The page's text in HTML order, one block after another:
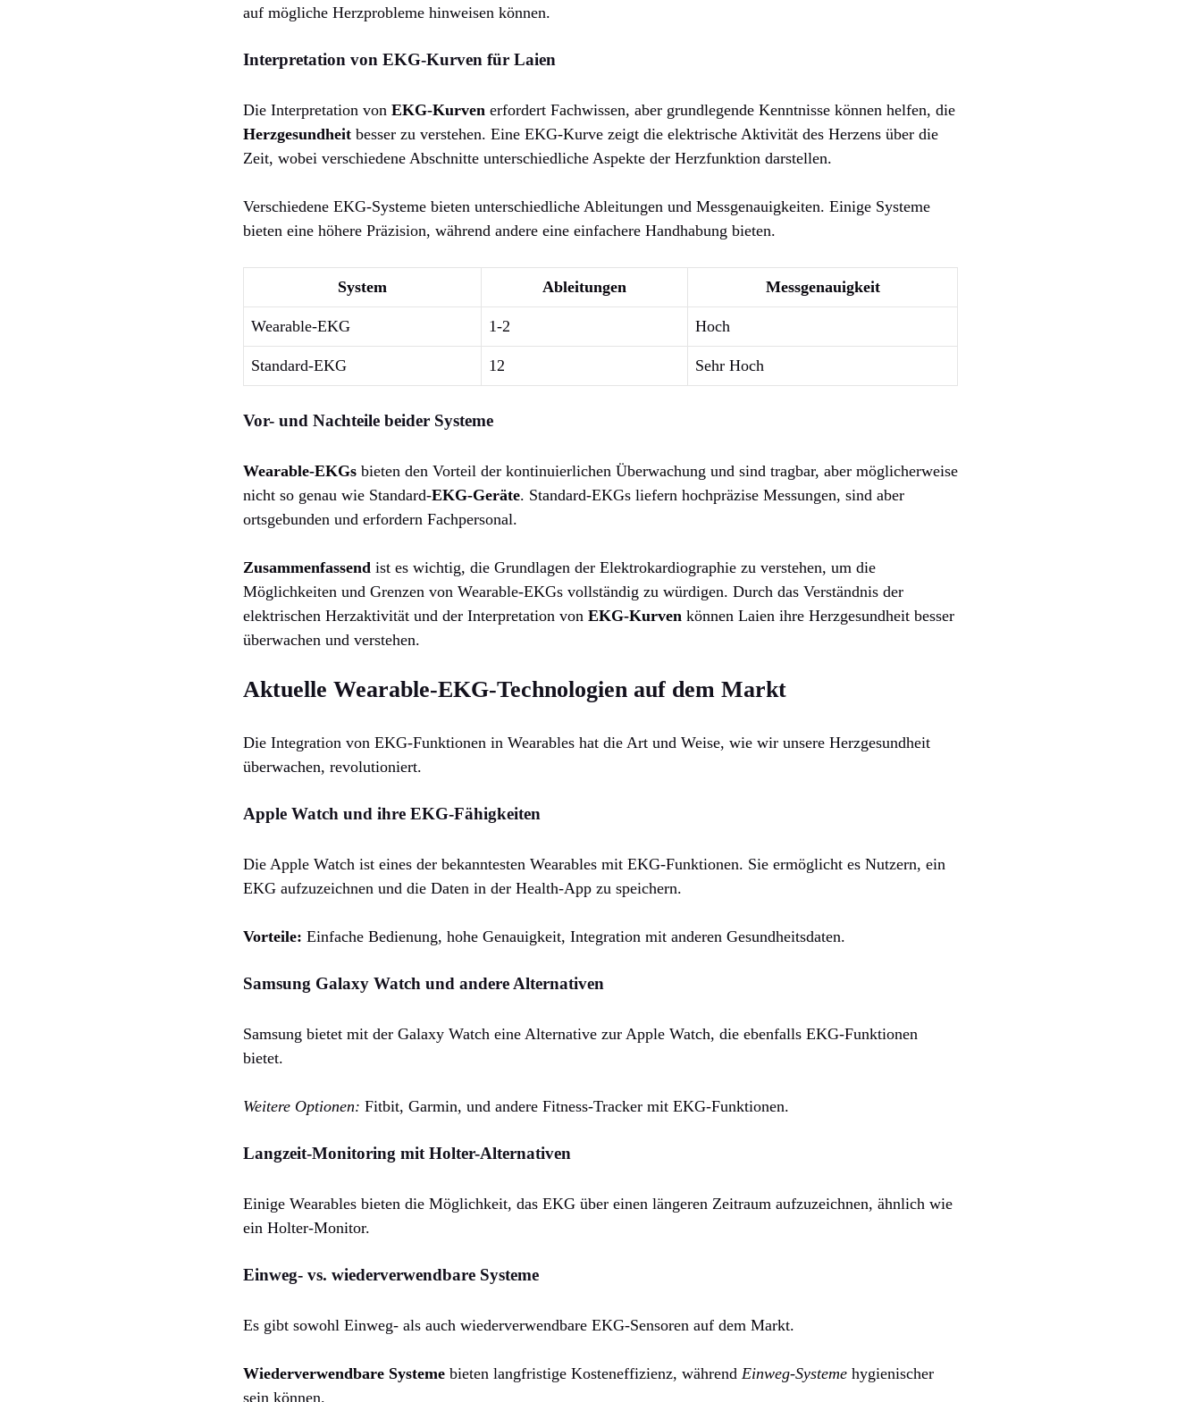
auf mögliche Herzprobleme hinweisen können.
Interpretation von EKG-Kurven für Laien
Die Interpretation von EKG-Kurven erfordert Fachwissen, aber grundlegende Kenntnisse können helfen, die
Herzgesundheit besser zu verstehen. Eine EKG-Kurve zeigt die elektrische Aktivität des Herzens über die
Zeit, wobei verschiedene Abschnitte unterschiedliche Aspekte der Herzfunktion darstellen.
Verschiedene EKG-Systeme bieten unterschiedliche Ableitungen und Messgenauigkeiten. Einige Systeme
bieten eine höhere Präzision, während andere eine einfachere Handhabung bieten.
System Ableitungen Messgenauigkeit
Wearable-EKG 1-2 Hoch
Standard-EKG 12 Sehr Hoch
Vor- und Nachteile beider Systeme
Wearable-EKGs bieten den Vorteil der kontinuierlichen Überwachung und sind tragbar, aber möglicherweise
nicht so genau wie Standard-EKG-Geräte. Standard-EKGs liefern hochpräzise Messungen, sind aber
ortsgebunden und erfordern Fachpersonal.
Zusammenfassend ist es wichtig, die Grundlagen der Elektrokardiographie zu verstehen, um die
Möglichkeiten und Grenzen von Wearable-EKGs vollständig zu würdigen. Durch das Verständnis der
elektrischen Herzaktivität und der Interpretation von EKG-Kurven können Laien ihre Herzgesundheit besser
überwachen und verstehen.
Aktuelle Wearable-EKG-Technologien auf dem Markt
Die Integration von EKG-Funktionen in Wearables hat die Art und Weise, wie wir unsere Herzgesundheit
überwachen, revolutioniert.
Apple Watch und ihre EKG-Fähigkeiten
Die Apple Watch ist eines der bekanntesten Wearables mit EKG-Funktionen. Sie ermöglicht es Nutzern, ein
EKG aufzuzeichnen und die Daten in der Health-App zu speichern.
Vorteile: Einfache Bedienung, hohe Genauigkeit, Integration mit anderen Gesundheitsdaten.
Samsung Galaxy Watch und andere Alternativen
Samsung bietet mit der Galaxy Watch eine Alternative zur Apple Watch, die ebenfalls EKG-Funktionen
bietet.
Weitere Optionen: Fitbit, Garmin, und andere Fitness-Tracker mit EKG-Funktionen.
Langzeit-Monitoring mit Holter-Alternativen
Einige Wearables bieten die Möglichkeit, das EKG über einen längeren Zeitraum aufzuzeichnen, ähnlich wie
ein Holter-Monitor.
Einweg- vs. wiederverwendbare Systeme
Es gibt sowohl Einweg- als auch wiederverwendbare EKG-Sensoren auf dem Markt.
Wiederverwendbare Systeme bieten langfristige Kosteneffizienz, während Einweg-Systeme hygienischer
sein können.